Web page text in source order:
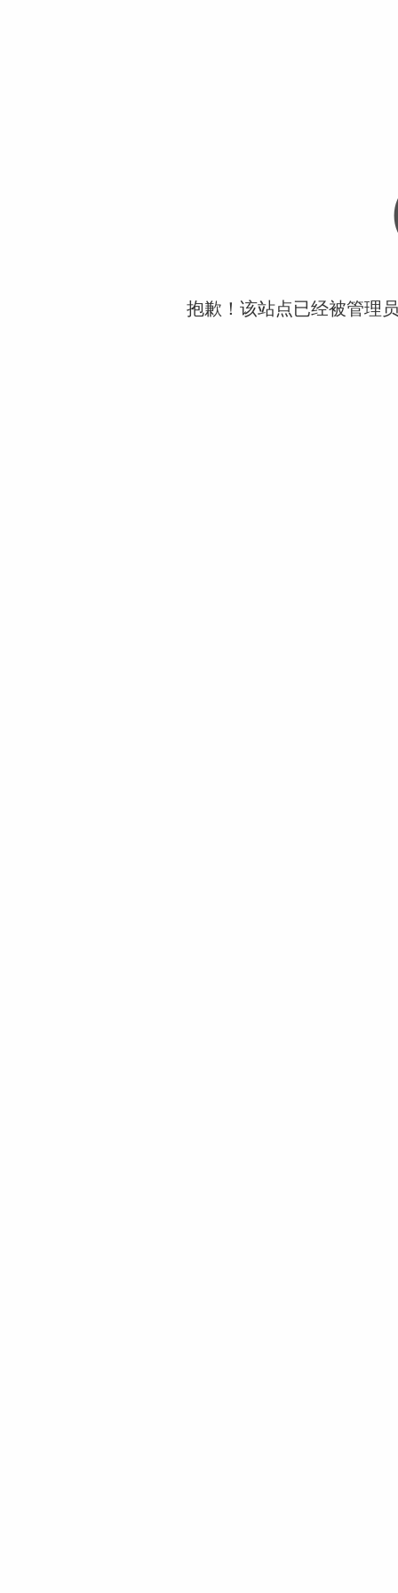
抱歉！该站点已经被管理